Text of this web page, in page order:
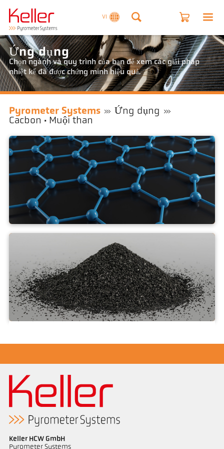
VI
Ứng dụng
Chọn ngành và quy trình của bạn để xem các giải pháp
nhiệt kế đã được chứng minh hiệu quả.
Pyrometer Systems
Ứng dụng
Cacbon · Muội than
Carbon · Graphit · Graphen
Keller HCW GmbH
Pyrometer Systems